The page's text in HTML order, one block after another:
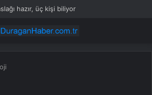
hazır, üç kişi biliyor